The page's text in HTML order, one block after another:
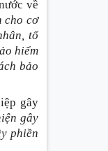
về
cho cơ
tổ
hiểm
bảo
gây
gây
phiền